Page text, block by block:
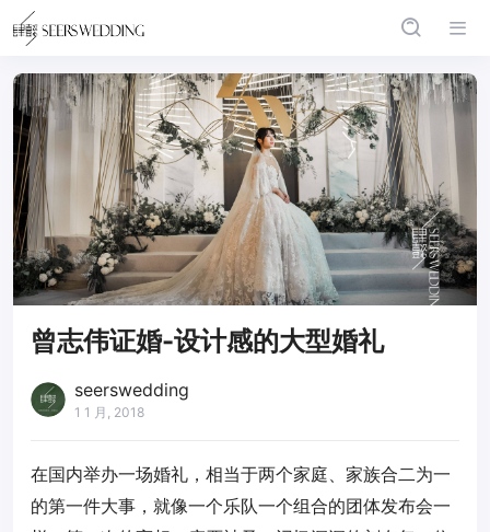
曾志伟证婚-设计感的大型婚礼
seerswedding
1 1 月, 2018
在国内举办一场婚礼，相当于两个家庭、家族合二为一
的第一件大事，就像一个乐队一个组合的团体发布会一